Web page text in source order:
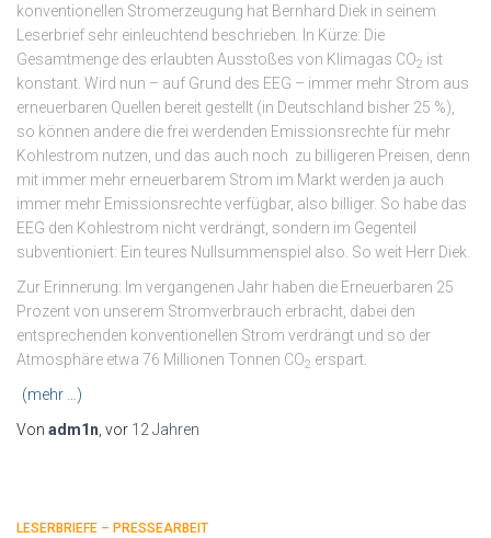
konventionellen Stromerzeugung hat Bernhard Diek in seinem
Leserbrief sehr einleuchtend beschrieben. In Kürze: Die
Gesamtmenge des erlaubten Ausstoßes von Klimagas CO2 ist
konstant. Wird nun – auf Grund des EEG – immer mehr Strom aus
erneuerbaren Quellen bereit gestellt (in Deutschland bisher 25 %),
so können andere die frei werdenden Emissionsrechte für mehr
Kohlestrom nutzen, und das auch noch zu billigeren Preisen, denn
mit immer mehr erneuerbarem Strom im Markt werden ja auch
immer mehr Emissionsrechte verfügbar, also billiger. So habe das
EEG den Kohlestrom nicht verdrängt, sondern im Gegenteil
subventioniert: Ein teures Nullsummenspiel also. So weit Herr Diek.
Zur Erinnerung: Im vergangenen Jahr haben die Erneuerbaren 25
Prozent von unserem Stromverbrauch erbracht, dabei den
entsprechenden konventionellen Strom verdrängt und so der
Atmosphäre etwa 76 Millionen Tonnen CO2 erspart.
(mehr …)
Von adm1n , vor 12 Jahren
LESERBRIEFE – PRESSEARBEIT